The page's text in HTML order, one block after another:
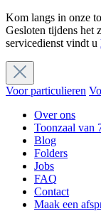
Kom langs in onze
Gesloten tijdens het
servicedienst vindt u
Voor particulieren
Over ons
Toonzaal van
Blog
Folders
Jobs
FAQ
Contact
Maak een